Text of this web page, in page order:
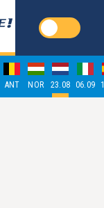
ANT NOR 23.08 06.09